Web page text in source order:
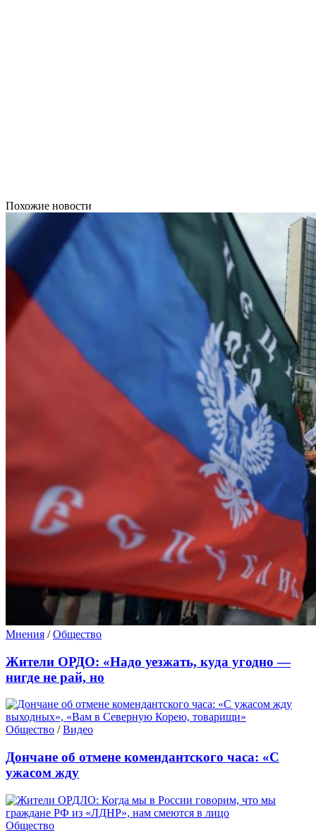
Похожие новости
Мнения /Общество
Жители ОРДО: «Надо уезжать, куда угодно —
нигде не рай, но
Общество /Видео
Дончане об отмене комендантского часа: «С
ужасом жду
Общество